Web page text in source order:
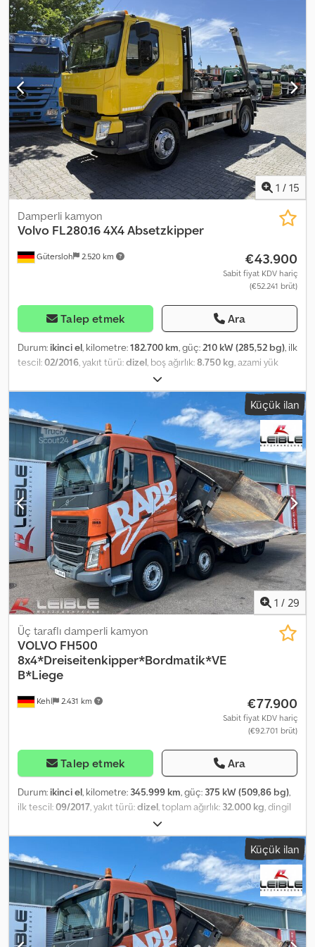
lastikler Çekme kancası VBG bağlantı Maur damperli kasa Kasa
ısıtması Codpfszrr Eyjx Ac Isrf 6x4 Maksimum yük kapasitesi: 21.265
kg Alet kutusu Kilometre sayacı Uyku kabini Buzdolabı Radyo/CD
çalar Otomatik klima Servis sözleşmesine göre bakım; son iki yılda
kendi kendine bakım yapılmıştır Video mevcuttur Hemen teslim
edilebilir Açıklama: 2017 model Volvo FH540 6x4 damperli kamyon.
Maur damperli kasa ve kasa ısıtması ile donatılmıştır. Km: 394000
HP: 550 TÜV (Teknik Muayene): Evet AB onay geçerlilik tarihi:
16.04.2027 Boş ağırlık: 13760 Toplam ağırlık: 35000 Yük kapasitesi:
21165 Genişlik: 255 Uzunluk: 734 Euro: 6 Model: FH540 6x4 Damperli
Kamyon – AB onaylı. VİDEOYU İZLEYİN Şanzıman: Otomatik = Ek
Bilgiler = Daha fazla bilgi için ATS Norway ile iletişime geçin.
1 / 15
Gütersloh 2.520 km
Damperli kamyon
Volvo FL280.16 4X4 Absetzkipper
€43.900
Sabit fiyat KDV hariç
(€52.241 brüt)
Talep etmek Ara
Durum: ikinci el, kilometre:182.700 km, güç:210 kW (285,52 bg), ilk
tescil:02/2016, yakıt türü:dizel, boş ağırlık:8.750 kg, azami yük
16.000 kg
4x4, dingil mesafesi:3.800 mm, frenler:motor freni, renk:sarı,
şoför kabini:
mekanik , emisyon sınıfı:
Euro 6, süspansiyon: çelik , Donanım:ABS, araç içi bilgisayar,
diferansiyel kilidi, düşük ses seviyesi, her tahrikli, hız sabitleyici,
is filtrasyon filtresi, klima, tır çekici bağlantısı, Volvo FL280.16 4x4
All-Wheel Drive Skip Loader or as Chassis First registration:
02/2016 Only 182,700 km with documentation Short cab 4x4 all-
wheel drive (cardan shaft) Manual transmission Euro 6 Leaf spring
suspension Wheelbase: 3,800 mm Tyres: 11 R22.5, tread approx.
50% Trösch telescopic skip loader Cedpfx Acoy Uyhko Ijrf Radio
remote control Gross vehicle weight: 16,000 kg Unladen weight:
8,750 kg The vehicle is from first ownership and is in well-
maintained condition. Export/net price: €43,900 All information
without guarantee, errors excepted.
Küçük ilan
1 / 29
Kehl 2.431 km
Üç taraflı damperli kamyon
VOLVO FH500
8x4*Dreiseitenkipper*Bordmatik*VE
B*Liege
€77.900
Sabit fiyat KDV hariç
(€92.701 brüt)
Talep etmek Ara
Durum: ikinci el, kilometre: 345.999 km, güç: 375 kW (509,86 bg),
ilk tescil:09/2017, yakıt türü:dizel, toplam ağırlık: 32.000 kg, dingil
, bir sonraki muayene (TÜV):
turuncu, vites türü:otomatik, emisyon sınıfı:Euro 6, yükleme alanı
hacmi:
5.600 mm , yükleme alanı
genişliği:2.440 mm , yükleme alanı yüksekliği:1.000 mm, Üretim yılı:
, Donanım:ABS, elektronik denge programı (ESP), klima,
park ısıtıcısı, Volvo FH500 8x4 Üç Yönlü Damperli Kasa Şasi
Numarası: HB819404 Şasi / Bileşenler: * Yaprak/Hava Süspansiyonu
* Dingil Mesafesi: 1-3= 4.600 mm 1-2=2.000 mm / 2-3=2.600 mm / 3-
4=1.350 mm * Lastikler: 1.+2. 385/65 R22.5 + 3.+4. 315/80 R.22.5 *
Küçük ilan